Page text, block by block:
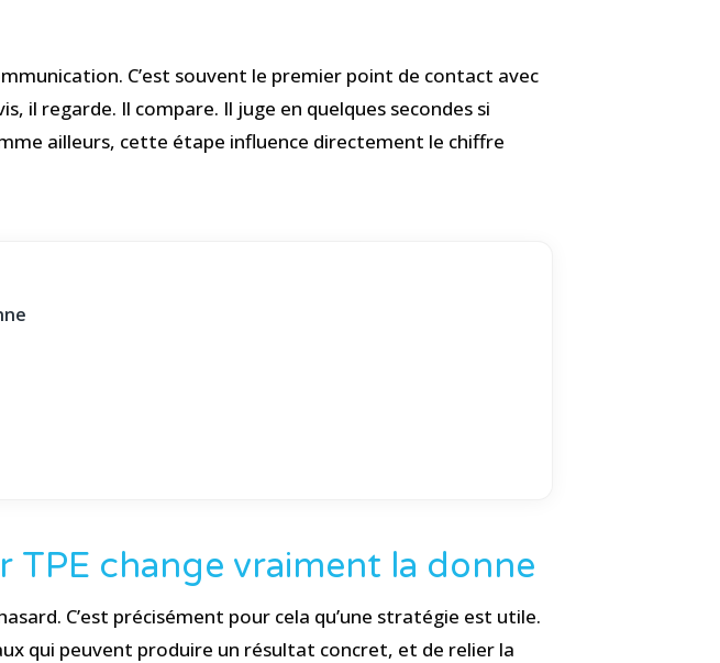
C’est souvent le premier point de contact avec
il regarde. Il compare. Il juge en quelques secondes si
ailleurs, cette étape influence directement le chiffre
change vraiment la donne
C’est précisément pour cela qu’une stratégie est utile.
qui peuvent produire un résultat concret, et de relier la